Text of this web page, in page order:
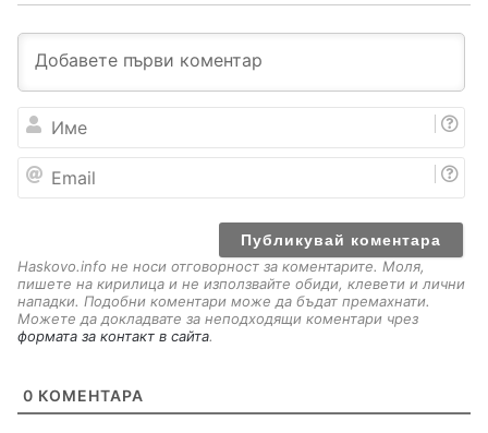
И
е
a
Haskovo.info не носи отговорност за коментарите. Моля,
пишете на кирилица и не използвайте обиди, клевети и лични
нападки. Подобни коментари може да бъдат премахнати.
Можете да докладвате за неподходящи коментари чрез
формата за контакт в сайта.
0 КОМЕНТАРА